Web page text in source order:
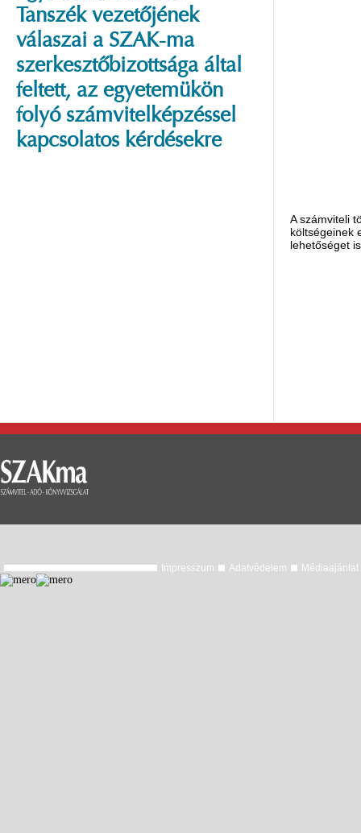
Tanszék vezetőjének
válaszai a SZAK-ma
szerkesztőbizottsága által
feltett, az egyetemükön
folyó számvitelképzéssel
kapcsolatos kérdésekre
A számviteli
költségeinek
lehetőséget
Impresszum Adatvédelem Médiaajánlat